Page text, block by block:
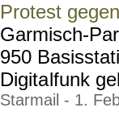
Protest
Garmisch-
950
Digitalfunk
Starmail - 1.